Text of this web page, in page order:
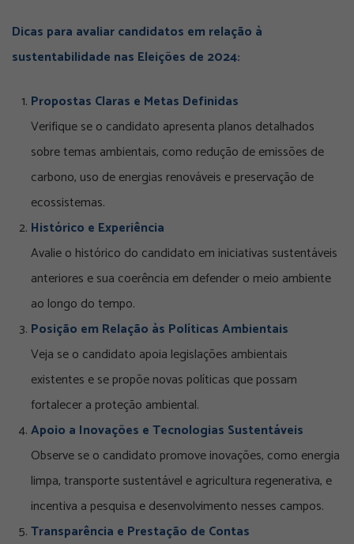
Dicas para avaliar candidatos em relação à
sustentabilidade nas Eleições de 2024:
Propostas Claras e Metas Definidas
Verifique se o candidato apresenta planos detalhados
sobre temas ambientais, como redução de emissões de
carbono, uso de energias renováveis e preservação de
ecossistemas.
Histórico e Experiência
Avalie o histórico do candidato em iniciativas sustentáveis
anteriores e sua coerência em defender o meio ambiente
ao longo do tempo.
Posição em Relação às Políticas Ambientais
Veja se o candidato apoia legislações ambientais
existentes e se propõe novas políticas que possam
fortalecer a proteção ambiental.
Apoio a Inovações e Tecnologias Sustentáveis
Observe se o candidato promove inovações, como energia
limpa, transporte sustentável e agricultura regenerativa, e
incentiva a pesquisa e desenvolvimento nesses campos.
Transparência e Prestação de Contas